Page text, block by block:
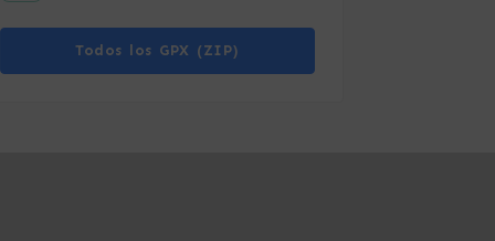
Todos los GPX (ZIP)